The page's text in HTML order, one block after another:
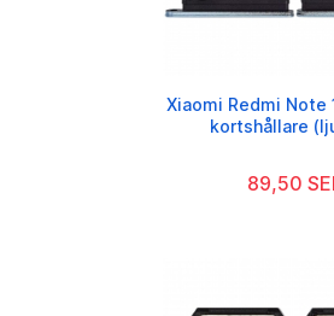
Xiaomi Redmi Note
kortshållare
89,50